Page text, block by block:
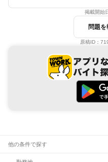
掲載開始
問題
原稿ID：
他の条件で探す